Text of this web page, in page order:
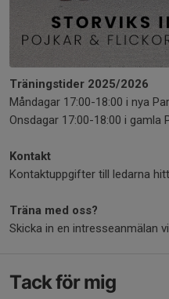
Träningstider 2025/2026
Måndagar 17:00-18:00 i nya
Onsdagar 17:00-18:00 i gamla
Kontakt
Kontaktuppgifter till ledarna
Träna med oss?
Skicka in en intresseanmälan
Tack för mig